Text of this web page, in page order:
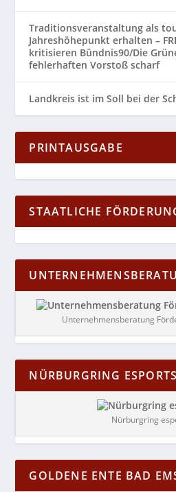
Traditionsveranstaltung als
Jahreshöhepunkt erhalten –
kritisieren Bündnis90/Die
fehlerhaften Vorstoß scharf
Landkreis ist im Soll bei der
PRINTAUSGABE
STAATLICHE
Unternehmensberatung
NÜRBURGRING ESPORTS
Nürburgring
GOLDENE ENTE BAD